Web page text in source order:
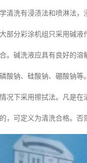
清洗有浸渍法和喷淋法
部分彩涂机组只采用碱
。碱洗液应具有良好的
酸钠、硅酸钠、硼酸钠
况下采用擦拭法。凡是
，可定义为清洗合格。否